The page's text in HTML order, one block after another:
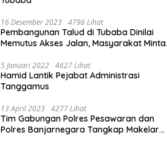
16 Desember 2023 4796 Lihat
Pembangunan Talud di Tubaba Dinilai
Memutus Akses Jalan, Masyarakat Minta
5 Januari 2022 4627 Lihat
Hamid Lantik Pejabat Administrasi
Tanggamus
13 April 2023 4277 Lihat
Tim Gabungan Polres Pesawaran dan
Polres Banjarnegara Tangkap Makelar